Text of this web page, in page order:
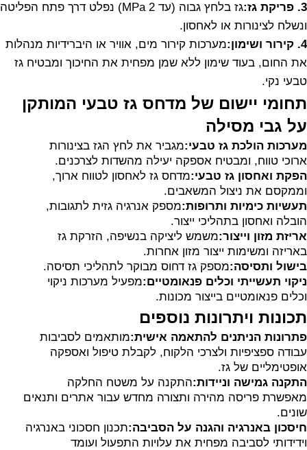
3. פריקת גז:
גז בלחץ גבוה (עד 2 MPa) נפלט דרך פתח הפליטה
ונשלח לצינורות או לאחסון.
4. קירור ושימון:
מערכות קירור מים, אוויר או היברידיות מנהלות
את החום, בעוד שימון ללא שמן מפחית את החיכוך ומבטיח גז
טבעי נקי.
תחומי יישום של מדחס גז טבעי המותקן
על גבי מסילה
מערכות הולכת גז טבעי:מגביר את לחץ הגז בצינורות
ארוכי טווח, ומבטיח אספקה יעילה מהשדות לצרכנים.
הפקת ואחסון גז טבעי:מדחס גז לאחסון לטווח ארוך,
וממקסם את ניצול המשאבים.
תעשיות כימיות ותרופות:מספק אנרגיה גזית לתגובות,
הובלה ואחסון בתהליכי ייצור.
אריזת מזון וייצור:משמש ליציקה בנשיפה, הזרקת גז
באריזה ומשימות ייצור מזון אחרות.
בישול ותסיסה:מספק גז דחוס מבוקר לתהליכי תסיסה.
ניקוי תעשייתי וכלים פנאומטיים:מפעיל מערכות ניקוי
וכלים פנאומטיים בייצור מכונות.
תכונות ויתרונות נוספים
פתרונות הניתנים להתאמה אישית:מותאמים לסביבות
עבודה ספציפיות ולצרכי הלקוח, לקבלת טיפול ואספקה
אופטימליים של גז.
התקנה גמישה וניידות:התקנה על משטח החלקה
מאפשרת פריסה מהירה ותצורה מחדש עבור אתרים ותנאים
שונים.
חיסכון באנרגיה והגנה על הסביבה:תכנון חסכוני באנרגיה
וידידותי לסביבה מפחית את עלויות התפעול ועומד